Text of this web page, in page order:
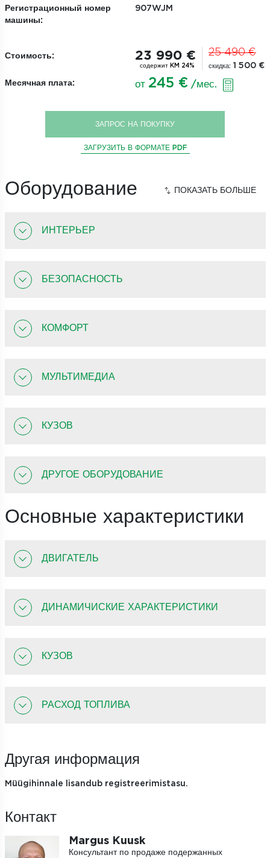
Регистрационный номер
машины:
907WJM
Стоимость: 23 990 €
содержит KM 24%
25 490 €
скидка: 1 500 €
Месячная плата: от 245 € /мес.
ЗАПРОС НА ПОКУПКУ
ЗАГРУЗИТЬ В ФОРМАТЕ PDF
Оборудование
ИНТЕРЬЕР
БЕЗОПАСНОСТЬ
КОМФОРТ
МУЛЬТИМЕДИА
КУЗОВ
ДРУГОЕ ОБОРУДОВАНИЕ
Основные характеристики
ДВИГАТЕЛЬ
ДИНАМИЧИСКИЕ ХАРАКТЕРИСТИКИ
КУЗОВ
РАСХОД ТОПЛИВА
Другая информация
Müügihinnale lisandub registreerimistasu.
Контакт
Margus Kuusk
Консультант по продаже подержанных